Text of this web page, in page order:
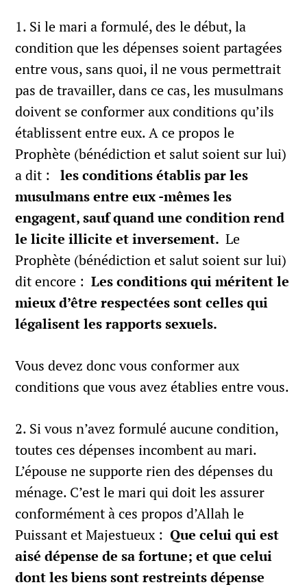
1. Si le mari a formulé, des le début, la
condition que les dépenses soient partagées
entre vous, sans quoi, il ne vous permettrait
pas de travailler, dans ce cas, les musulmans
doivent se conformer aux conditions qu’ils
établissent entre eux. A ce propos le
Prophète (bénédiction et salut soient sur lui)
a dit :
les conditions établis par les
musulmans entre eux -mêmes les
engagent, sauf quand une condition rend
le licite illicite et inversement. Le
Prophète (bénédiction et salut soient sur lui)
dit encore : Les conditions qui méritent le
mieux d’être respectées sont celles qui
légalisent les rapports sexuels.
Vous devez donc vous conformer aux
conditions que vous avez établies entre vous.
2. Si vous n’avez formulé aucune condition,
toutes ces dépenses incombent au mari.
L’épouse ne supporte rien des dépenses du
ménage. C’est le mari qui doit les assurer
conformément à ces propos d’Allah le
Puissant et Majestueux : Que celui qui est
aisé dépense de sa fortune; et que celui
dont les biens sont restreints dépense